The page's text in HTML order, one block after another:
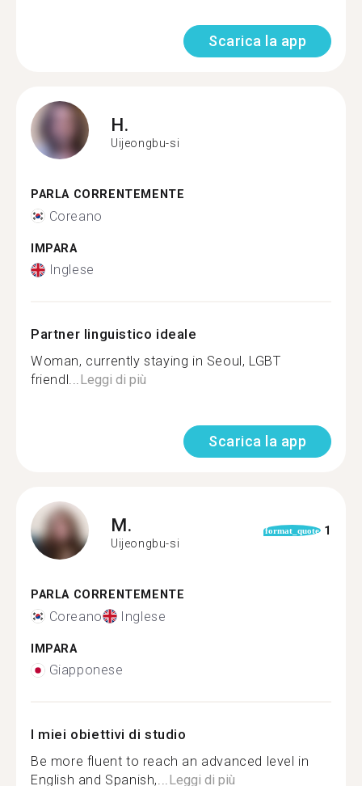
Scarica la app
H.
Uijeongbu-si
PARLA CORRENTEMENTE
Coreano
IMPARA
Inglese
Partner linguistico ideale
Woman, currently staying in Seoul, LGBT
friendl...Leggi di più
Scarica la app
M.
Uijeongbu-si
format_quote 1
PARLA CORRENTEMENTE
Coreano Inglese
IMPARA
Giapponese
I miei obiettivi di studio
Be more fluent to reach an advanced level in
English and Spanish,...Leggi di più